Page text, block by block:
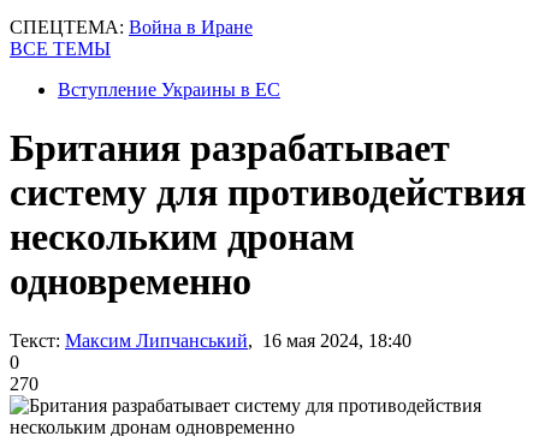
СПЕЦТЕМА: Война в Иране
ВСЕ ТЕМЫ
Вступление Украины в ЕС
Британия разрабатывает
систему для противодействия
нескольким дронам
одновременно
Текст: Максим Липчанський, 16 мая 2024, 18:40
0
270